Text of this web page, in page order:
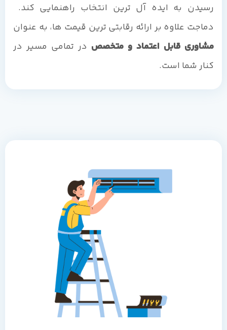
رسیدن به ایده آل ترین انتخاب راهنمایی کند.
دماجت علاوه بر ارائه رقابتی ترین قیمت ها، به عنوان
مشاوری قابل اعتماد و متخصص در تمامی مسیر در
کنار شما است.